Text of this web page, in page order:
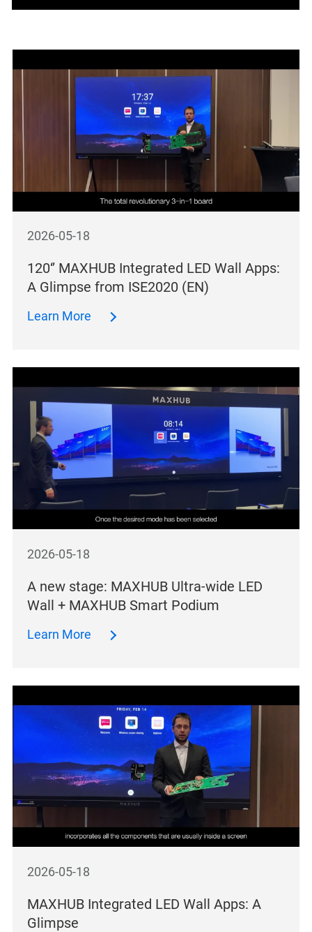
2026-05-18
120‘’ MAXHUB Integrated LED Wall Apps:
A Glimpse from ISE2020 (EN)
Learn More
2026-05-18
A new stage: MAXHUB Ultra-wide LED
Wall + MAXHUB Smart Podium
Learn More
2026-05-18
MAXHUB Integrated LED Wall Apps: A
Glimpse